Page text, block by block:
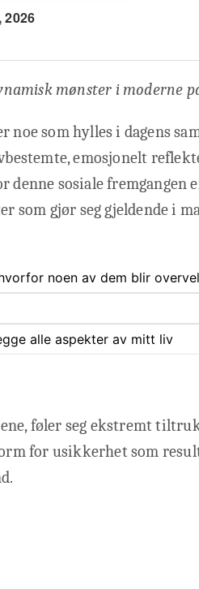
2026
mønster i moderne
noe som hylles i dagens
emosjonelt
sosiale fremgangen
som gjør seg gjeldende i
noen av dem blir
alle aspekter av mitt liv
føler seg ekstremt
for usikkerhet som